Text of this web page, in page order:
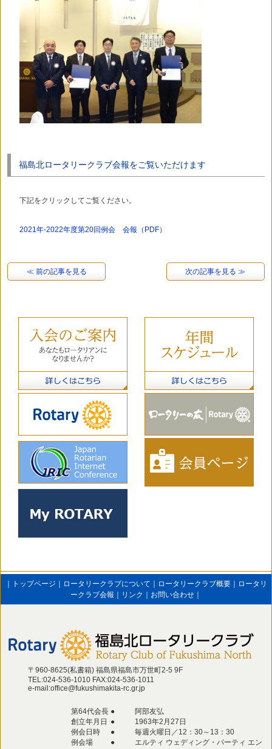
福島北ロータリークラブ会報をご覧いただけます
下記をクリックしてご覧ください。
2021年-2022年度第20回例会 会報（PDF）
≪ 前の記事を見る 次の記事を見る ≫
トップページ ロータリークラブについて ロータリークラブ概要
ロータリ
ークラブ会報
リンク お問い合わせ
〒960-8625(私書箱) 福島県福島市万世町2‐5 9F
TEL:024-536-1010 FAX:024-536-1011
e-mail:office@fukushimakita-rc.gr.jp
第64代会長 ●
阿部友弘
創立年月日
●
1963年2月27日
例会日時
●
毎週火曜日／12：30～13：30
例会場
●
エルティ ウェディング・パーティ エン